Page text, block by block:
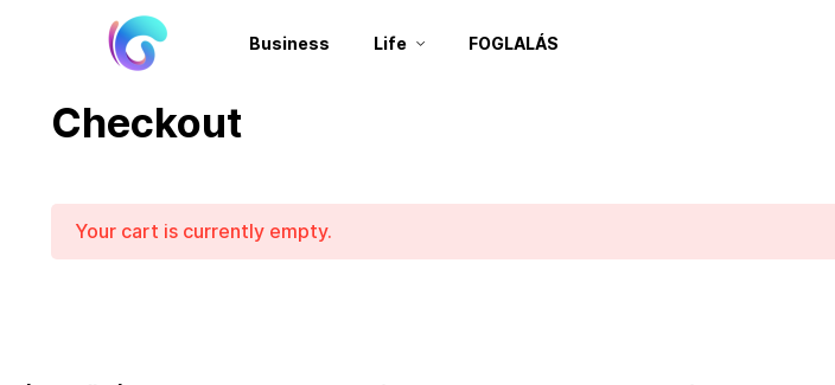
Business Life FOGLALÁS
Checkout
Your cart is currently empty.